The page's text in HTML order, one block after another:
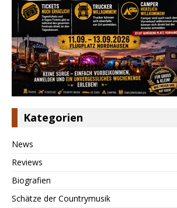
Kategorien
News
Reviews
Biografien
Schätze der Countrymusik